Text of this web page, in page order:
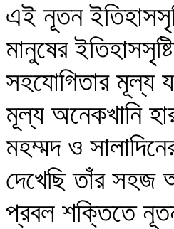
এই নূতন
মানুষের
সহযোগিতার মূল্য
মূল্য অনেকখানি
মহম্মদ ও
দেখেছি তাঁর সহজ
প্রবল শক্তিতে